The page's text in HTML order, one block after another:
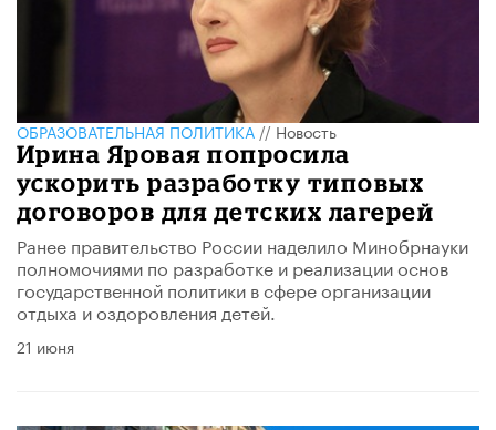
ОБРАЗОВАТЕЛЬНАЯ ПОЛИТИКА//Новость
Ирина Яровая попросила
ускорить разработку типовых
договоров для детских лагерей
Ранее правительство России наделило Минобрнауки
полномочиями по разработке и реализации основ
государственной политики в сфере организации
отдыха и оздоровления детей.
21 июня